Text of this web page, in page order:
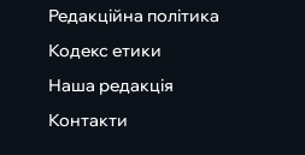
Редакційна політика
Кодекс етики
Наша редакція
Контакти